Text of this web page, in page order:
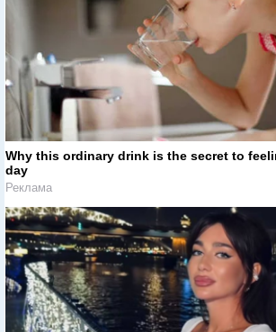
Why this ordinary drink is the secret to
day
Реклама